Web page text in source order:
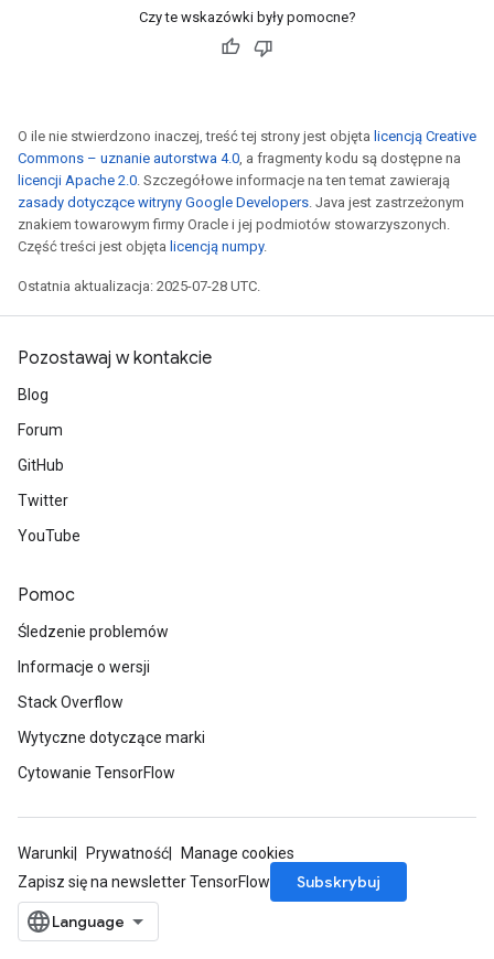
Czy te wskazówki były pomocne?
O ile nie stwierdzono inaczej, treść tej strony jest objęta licencją Creative
Commons – uznanie autorstwa 4.0, a fragmenty kodu są dostępne na
licencji Apache 2.0. Szczegółowe informacje na ten temat zawierają
zasady dotyczące witryny Google Developers. Java jest zastrzeżonym
znakiem towarowym firmy Oracle i jej podmiotów stowarzyszonych.
Część treści jest objęta licencją numpy.
Ostatnia aktualizacja: 2025-07-28 UTC.
Pozostawaj w kontakcie
Blog
Forum
GitHub
Twitter
YouTube
Pomoc
Śledzenie problemów
Informacje o wersji
Stack Overflow
Wytyczne dotyczące marki
Cytowanie TensorFlow
Warunki Prywatność
Manage cookies
Zapisz się na newsletter TensorFlow
Subskrybuj